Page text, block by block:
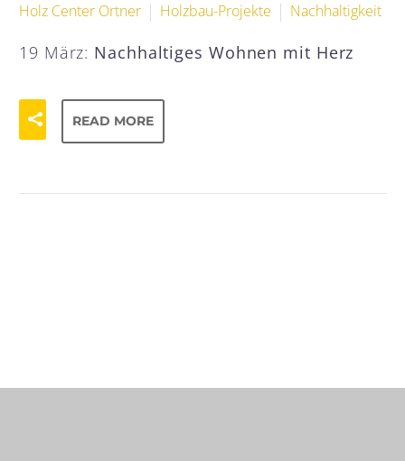
Holz Center Ortner
Holzbau-Projekte Nachhaltigkeit
19 März: Nachhaltiges Wohnen mit Herz
READ MORE